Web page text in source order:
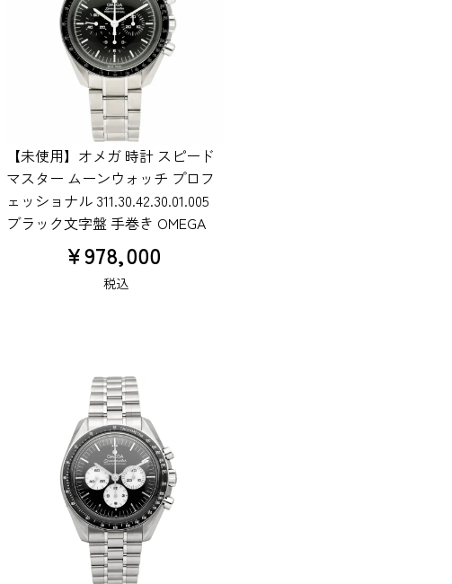
【未使用】オメガ 時計 スピード
マスター ムーンウォッチ プロフ
ェッショナル 311.30.42.30.01.005
ブラック文字盤 手巻き OMEGA
¥978,000
税込